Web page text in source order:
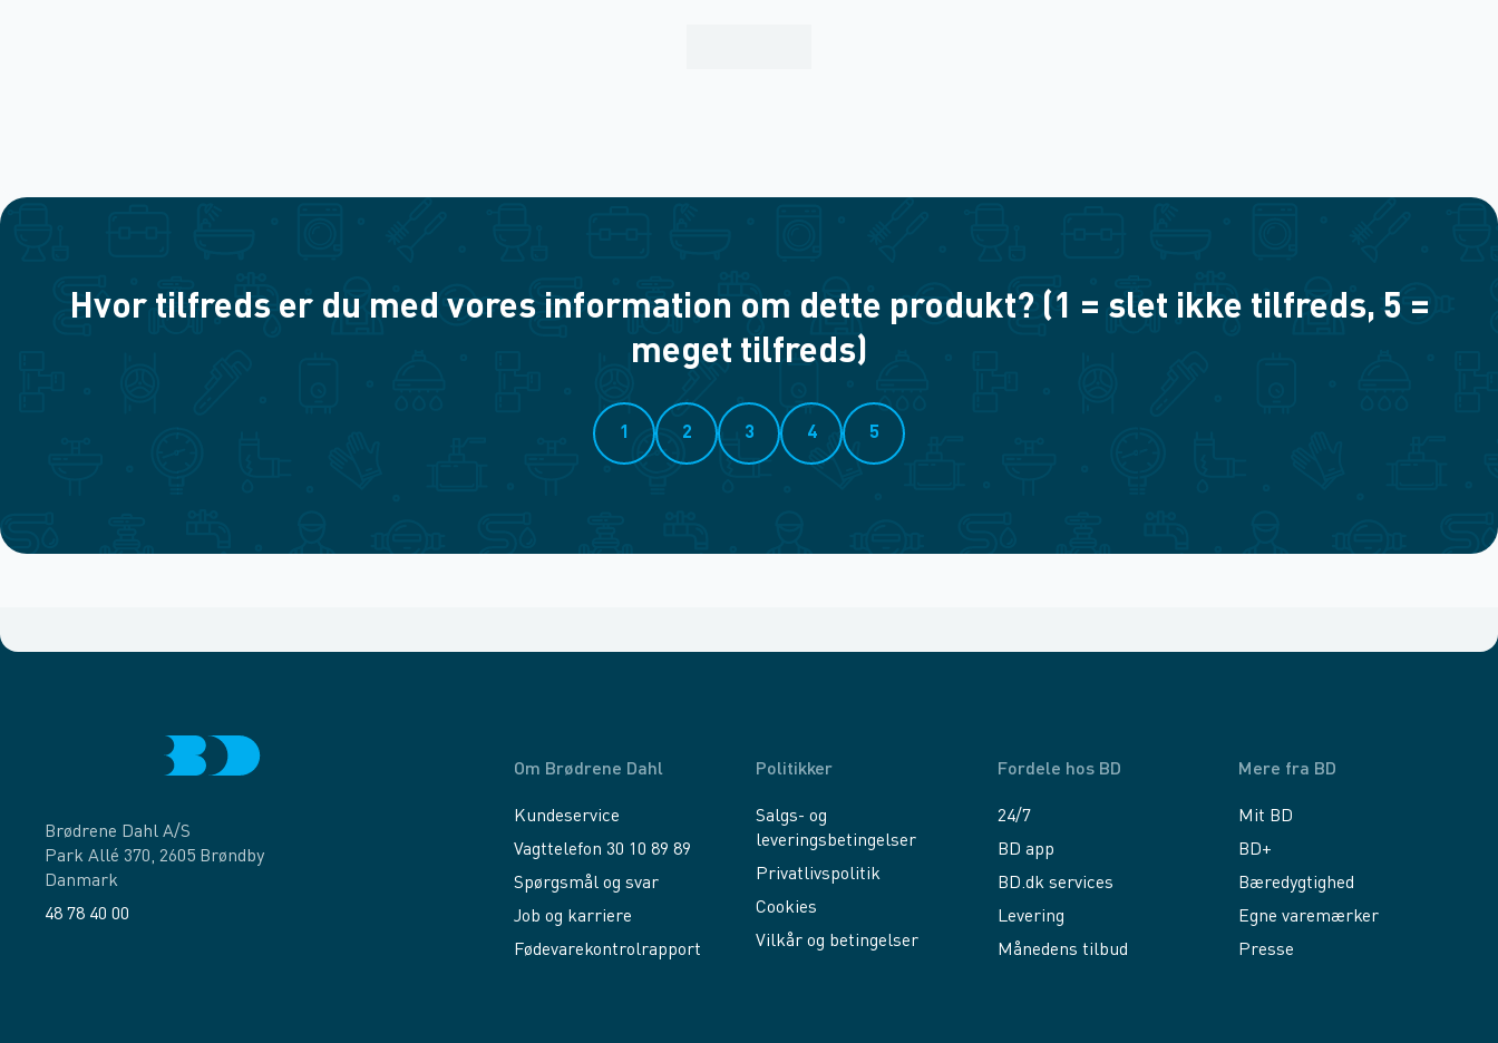
Hvor tilfreds er du med vores information om dette produkt? (1 = slet ikke tilfreds, 5 =
meget tilfreds)
1 2 3 4 5
Brødrene Dahl A/S
Park Allé 370, 2605 Brøndby
Danmark
48 78 40 00
Om Brødrene Dahl
Kundeservice
Vagttelefon 30 10 89 89
Spørgsmål og svar
Job og karriere
Fødevarekontrolrapport
Politikker
Salgs- og
leveringsbetingelser
Privatlivspolitik
Cookies
Vilkår og betingelser
Fordele hos BD
24/7
BD app
BD.dk services
Levering
Månedens tilbud
Mere fra BD
Mit BD
BD+
Bæredygtighed
Egne varemærker
Presse